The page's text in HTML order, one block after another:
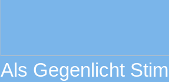
Als Gegenlicht